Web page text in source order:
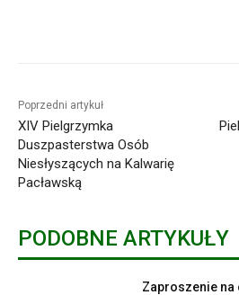
Poprzedni artykuł
XIV Pielgrzymka
Duszpasterstwa Osób
Niesłyszących na Kalwarię
Pacławską
PODOBNE ARTYKUŁY
Zaproszenie